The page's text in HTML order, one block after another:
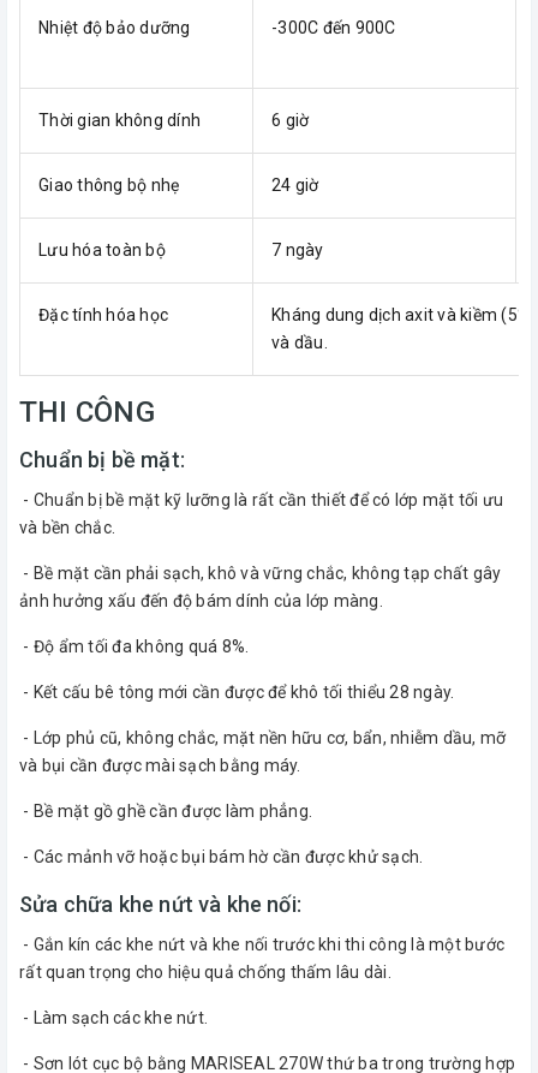
Nhiệt độ bảo dưỡng -300C đến 900C
Thời gian không dính 6 giờ
Giao thông bộ nhẹ
24 giờ
Lưu hóa toàn bộ 7 ngày
Đặc tính hóa học
Kháng dung dịch axit và kiềm
và dầu.
THI CÔNG
Chuẩn bị bề mặt:
- Chuẩn bị bề mặt kỹ lưỡng là rất cần thiết để có lớp mặt tối ưu
và bền chắc.
- Bề mặt cần phải sạch, khô và vững chắc, không tạp chất gây
ảnh hưởng xấu đến độ bám dính của lớp màng.
- Độ ẩm tối đa không quá 8%.
- Kết cấu bê tông mới cần được để khô tối thiểu 28 ngày.
- Lớp phủ cũ, không chắc, mặt nền hữu cơ, bẩn, nhiễm dầu, mỡ
và bụi cần được mài sạch bằng máy.
- Bề mặt gồ ghề cần được làm phẳng.
- Các mảnh vỡ hoặc bụi bám hờ cần được khử sạch.
Sửa chữa khe nứt và khe nối:
- Gắn kín các khe nứt và khe nối trước khi thi công là một bước
rất quan trọng cho hiệu quả chống thấm lâu dài.
- Làm sạch các khe nứt.
- Sơn lót cục bộ bằng MARISEAL 270W thứ ba trong trường hợp